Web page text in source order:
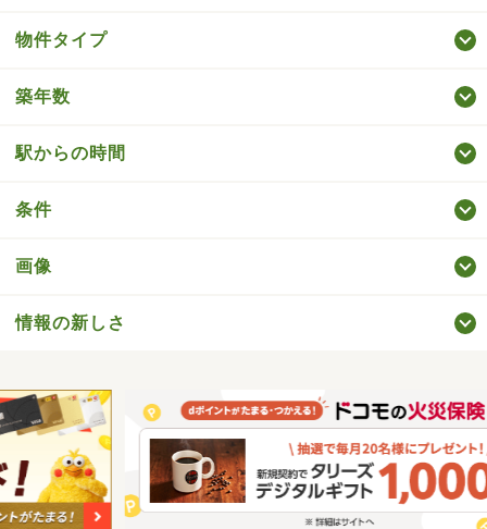
物件タイプ
築年数
駅からの時間
条件
画像
情報の新しさ